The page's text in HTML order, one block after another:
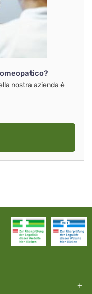
nostra azienda è